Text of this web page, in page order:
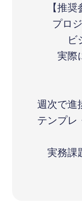
【推
プロ
ビ
実際
週次で進
テンプレ